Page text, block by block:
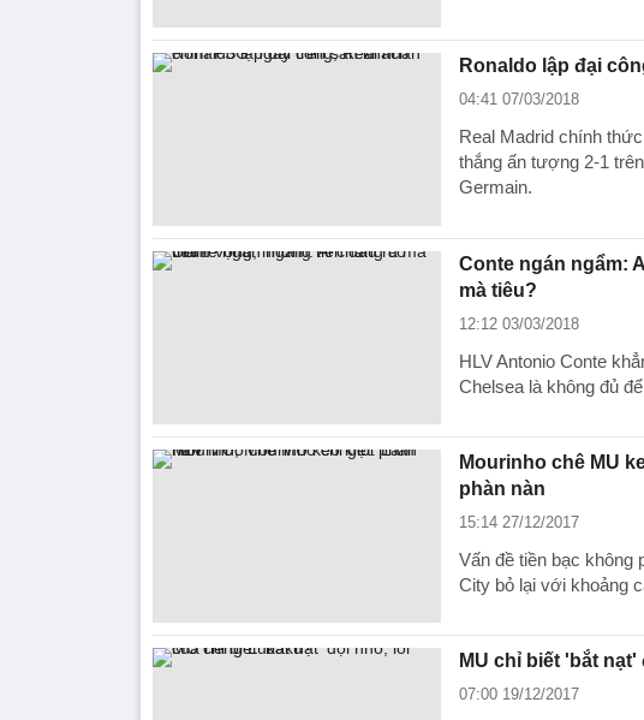
Ronaldo lập đại
04:41 07/03/2018
Real Madrid chính
thắng ấn tượng 2-1
Germain.
Conte ngán ngẩm:
mà tiêu?
12:12 03/03/2018
HLV Antonio Conte
Chelsea là không đủ
Mourinho chê MU
phàn nàn
15:14 27/12/2017
Vấn đề tiền bạc không
City bỏ lại với khoảng
MU chỉ biết 'bắt
07:00 19/12/2017